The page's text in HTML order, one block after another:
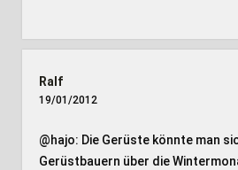
Ralf
19/01/2012
@hajo: Die Gerüste könnte man
Gerüstbauern über die